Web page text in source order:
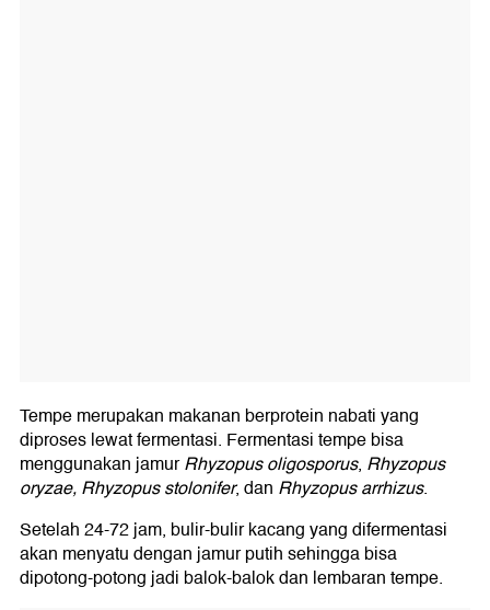
Tempe merupakan makanan berprotein nabati yang
diproses lewat fermentasi. Fermentasi tempe bisa
menggunakan jamurRhyzopus oligosporus, Rhyzopus
oryzae, Rhyzopus stolonifer, dan Rhyzopus arrhizus.
Setelah 24-72 jam, bulir-bulir kacang yang difermentasi
akan menyatu dengan jamur putih sehingga bisa
dipotong-potong jadi balok-balok dan lembaran tempe.